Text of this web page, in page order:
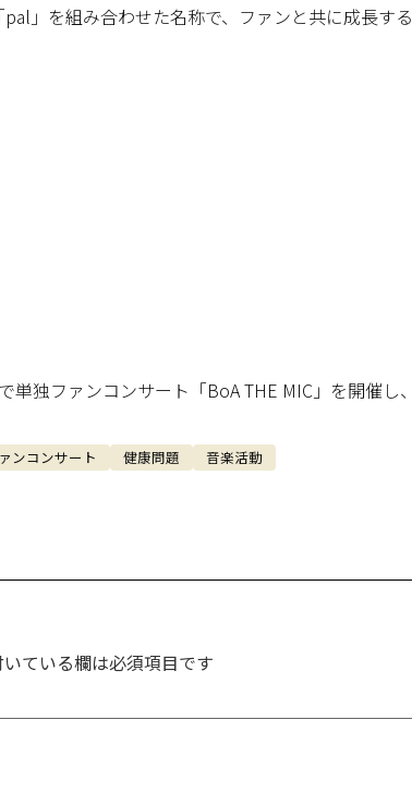
」を組み合わせた名称で、ファンと共に成長する
独ファンコンサート「BoA THE MIC」を開催し、
ンコンサート 健康問題 音楽活動
ている欄は必須項目です